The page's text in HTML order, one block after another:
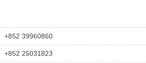
+852 39960860
+852 25031823